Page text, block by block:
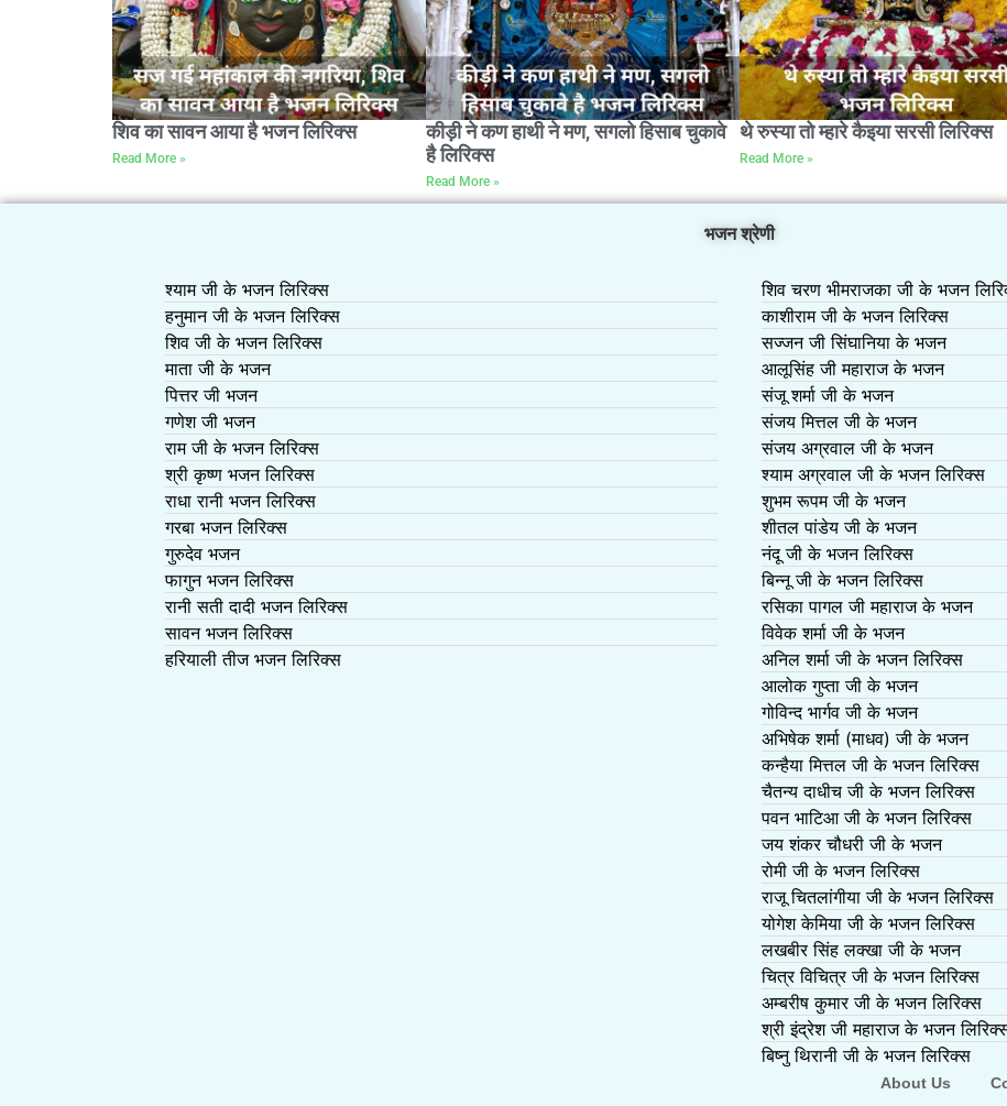
शिव का सावन आया है भजन लिरिक्स
Read More »
कीड़ी ने कण हाथी ने मण, सगलो हिसाब चुकावे
है लिरिक्स
Read More »
थे रुस्या तो म्हारे कैइया सरसी लिरिक्स
Read More »
भजन श्रेणी
श्याम जी के भजन लिरिक्स
हनुमान जी के भजन लिरिक्स
शिव जी के भजन लिरिक्स
माता जी के भजन
पित्तर जी भजन
गणेश जी भजन
राम जी के भजन लिरिक्स
श्री कृष्ण भजन लिरिक्स
राधा रानी भजन लिरिक्स
गरबा भजन लिरिक्स
गुरुदेव भजन
फागुन भजन लिरिक्स
रानी सती दादी भजन लिरिक्स
सावन भजन लिरिक्स
हरियाली तीज भजन लिरिक्स
शिव चरण भीमराजका जी के भजन
काशीराम जी के भजन लिरिक्स
सज्जन जी सिंघानिया के भजन
आलूसिंह जी महाराज के भजन
संजू शर्मा जी के भजन
संजय मित्तल जी के भजन
संजय अग्रवाल जी के भजन
श्याम अग्रवाल जी के भजन लिरिक्स
शुभम रूपम जी के भजन
शीतल पांडेय जी के भजन
नंदू जी के भजन लिरिक्स
बिन्नू जी के भजन लिरिक्स
रसिका पागल जी महाराज के भजन
विवेक शर्मा जी के भजन
अनिल शर्मा जी के भजन लिरिक्स
आलोक गुप्ता जी के भजन
गोविन्द भार्गव जी के भजन
अभिषेक शर्मा (माधव) जी के भजन
कन्हैया मित्तल जी के भजन लिरिक्स
चैतन्य दाधीच जी के भजन लिरिक्स
पवन भाटिआ जी के भजन लिरिक्स
जय शंकर चौधरी जी के भजन
रोमी जी के भजन लिरिक्स
राजू चितलांगीया जी के भजन लिरिक्स
योगेश केमिया जी के भजन लिरिक्स
लखबीर सिंह लक्खा जी के भजन
चित्र विचित्र जी के भजन लिरिक्स
अम्बरीष कुमार जी के भजन लिरिक्स
श्री इंद्रेश जी महाराज के भजन
बिष्नु थिरानी जी के भजन लिरिक्स
About Us